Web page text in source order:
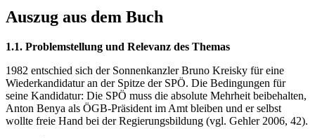
Auszug aus dem Buch
1.1. Problemstellung und Relevanz des Themas
1982 entschied sich der Sonnenkanzler Bruno Kreisky für eine
Wiederkandidatur an der Spitze der SPÖ. Die Bedingungen für
seine Kandidatur: Die SPÖ muss die absolute Mehrheit beibehalten,
Anton Benya als ÖGB-Präsident im Amt bleiben und er selbst
wollte freie Hand bei der Regierungsbildung (vgl. Gehler 2006, 42).